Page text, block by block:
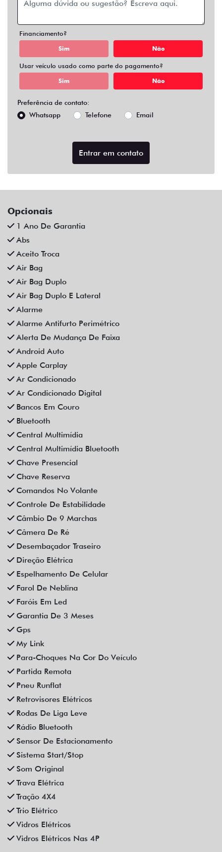
Financiamento?
Sim Não
Usar veículo usado como parte do pagamento?
Sim Não
Preferência de contato:
Whatsapp
Telefone Email
Entrar em contato
Opcionais
1 Ano De Garantia
Abs
Aceito Troca
Air Bag
Air Bag Duplo
Air Bag Duplo E Lateral
Alarme
Alarme Antifurto Perimétrico
Alerta De Mudança De Faixa
Android Auto
Apple Carplay
Ar Condicionado
Ar Condicionado Digital
Bancos Em Couro
Bluetooth
Central Multimídia
Central Multimídia Bluetooth
Chave Presencial
Chave Reserva
Comandos No Volante
Controle De Estabilidade
Câmbio De 9 Marchas
Câmera De Ré
Desembaçador Traseiro
Direção Elétrica
Espelhamento De Celular
Farol De Neblina
Faróis Em Led
Garantia De 3 Meses
Gps
My Link
Para-Choques Na Cor Do Veículo
Partida Remota
Pneu Runflat
Retrovisores Elétricos
Rodas De Liga Leve
Rádio Bluetooth
Sensor De Estacionamento
Sistema Start/Stop
Som Original
Trava Elétrica
Tração 4X4
Trio Elétrico
Vidros Elétricos
Vidros Elétricos Nas 4P